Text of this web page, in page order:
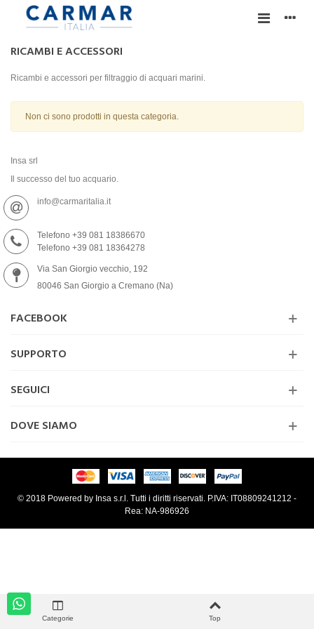
RICAMBI E ACCESSORI
Ricambi e accessori per filtraggio di acquari marini.
Non ci sono prodotti in questa categoria.
Insa srl
Il successo del tuo acquario.
info@carmaritalia.it
Telefono +39 081 18386670
Telefono +39 081 18364278
Via San Giorgio vecchio, 192
80046 San Giorgio a Cremano (Na)
FACEBOOK
SUPPORTO
SEGUICI
DOVE SIAMO
© 2018 Powered by Insa s.r.l. Tutti i diritti riservati. P.IVA: IT08809241212 -
Rea: NA-986926
Categorie Top